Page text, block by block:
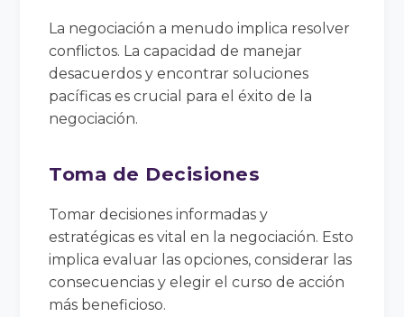
La negociación a menudo implica resolver
conflictos. La capacidad de manejar
desacuerdos y encontrar soluciones
pacíficas es crucial para el éxito de la
negociación.
Toma de Decisiones
Tomar decisiones informadas y
estratégicas es vital en la negociación. Esto
implica evaluar las opciones, considerar las
consecuencias y elegir el curso de acción
más beneficioso.